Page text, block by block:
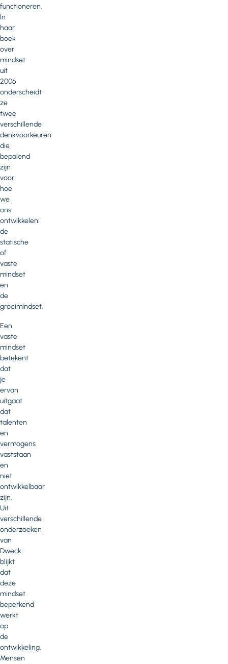
functioneren.
In
haar
boek
over
mindset
uit
2006
onderscheidt
ze
twee
verschillende
denkvoorkeuren
die
bepalend
zijn
voor
hoe
we
ons
ontwikkelen:
de
statische
of
vaste
mindset
en
de
groeimindset.
Een
vaste
mindset
betekent
dat
je
ervan
uitgaat
dat
talenten
en
vermogens
vaststaan
en
niet
ontwikkelbaar
zijn.
Uit
verschillende
onderzoeken
van
Dweck
blijkt
dat
deze
mindset
beperkend
werkt
op
de
ontwikkeling.
Mensen